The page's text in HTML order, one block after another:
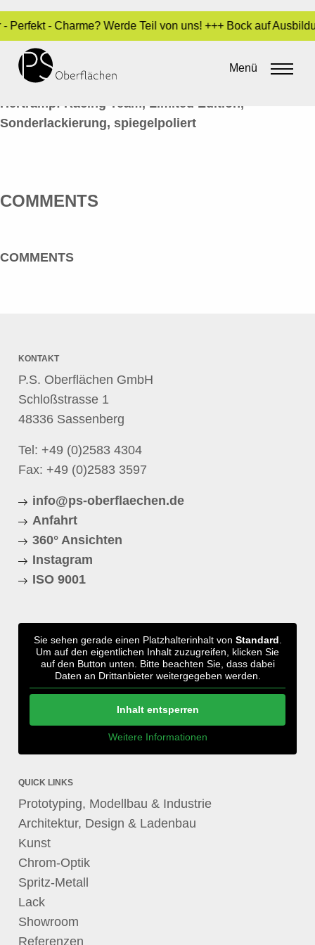
- Charme? Werde Teil von uns! +++ Bock auf
Menü
LACK / INDUSTRIE 04_HELME
Sara Dari•20. Juni 2016
Hertrampf Racing Team, Limited Edition,
Sonderlackierung, spiegelpoliert
COMMENTS
COMMENTS
KONTAKT
P.S. Oberflächen GmbH
Schloßstrasse 1
48336 Sassenberg
Tel: +49 (0)2583 4304
Fax: +49 (0)2583 3597
info@ps-oberflaechen.de
Anfahrt
360° Ansichten
Instagram
ISO 9001
Sie sehen gerade einen Platzhalterinhalt von Standard
Um auf den eigentlichen Inhalt zuzugreifen, klicken Sie
auf den Button unten. Bitte beachten Sie, dass dabei
Daten an Drittanbieter weitergegeben werden.
Inhalt entsperren
Weitere Informationen
QUICK LINKS
Prototyping, Modellbau & Industrie
Architektur, Design & Ladenbau
Kunst
Chrom-Optik
Spritz-Metall
Lack
Showroom
Referenzen